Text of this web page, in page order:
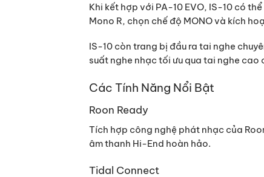
Khi kết hợp với PA-10 EVO, IS-10 có
Mono R, chọn chế độ MONO và kích
IS-10 còn trang bị đầu ra tai nghe
suất nghe nhạc tối ưu qua tai nghe cao
Các Tính Năng Nổi Bật
Roon Ready
Tích hợp công nghệ phát nhạc của
âm thanh Hi-End hoàn hảo.
Tidal Connect